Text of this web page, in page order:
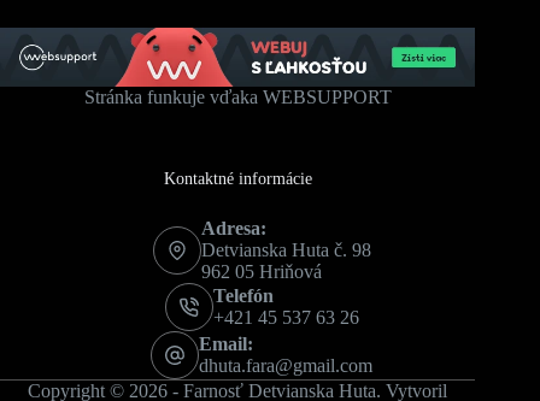
Stránka funkuje vďaka WEBSUPPORT
Kontaktné informácie
Adresa:
Detvianska Huta č. 98
962 05 Hriňová
Telefón
+421 45 537 63 26
Email:
dhuta.fara@gmail.com
Copyright © 2026 - Farnosť Detvianska Huta. Vytvoril